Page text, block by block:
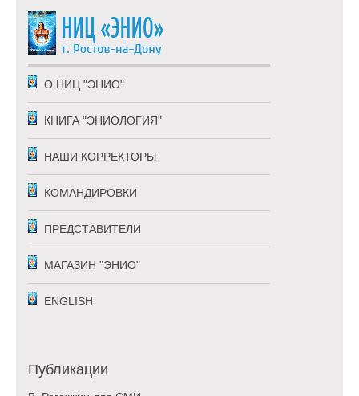
О НИЦ "ЭНИО"
КНИГА "ЭНИОЛОГИЯ"
НАШИ КОРРЕКТОРЫ
КОМАНДИРОВКИ
ПРЕДСТАВИТЕЛИ
МАГАЗИН "ЭНИО"
ENGLISH
Публикации